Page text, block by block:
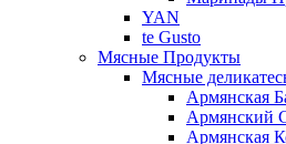
YAN
te Gusto
Мясные Продукты
Мясные
Армянская
Армянский
Армянская